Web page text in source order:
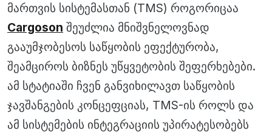
მართვის სისტემასთან (TMS) როგორიცაა
Cargoson შეუძლია მნიშვნელოვნად
გააუმჯობესოს საწყობის ეფექტურობა,
შეამციროს ბიზნეს უწყვეტობის შეფერხებები.
ამ სტატიაში ჩვენ განვიხილავთ საწყობის
ჯავშანგების კონცეფციას, TMS-ის როლს და
ამ სისტემების ინტეგრაციის უპირატესობებს